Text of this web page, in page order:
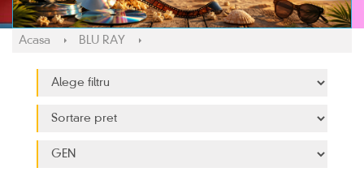
Acasa BLU RAY